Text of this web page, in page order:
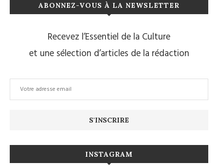
ABONNEZ-VOUS À LA NEWSLETTER
Recevez l’Essentiel de la Culture
et une sélection d’articles de la rédaction
INSTAGRAM